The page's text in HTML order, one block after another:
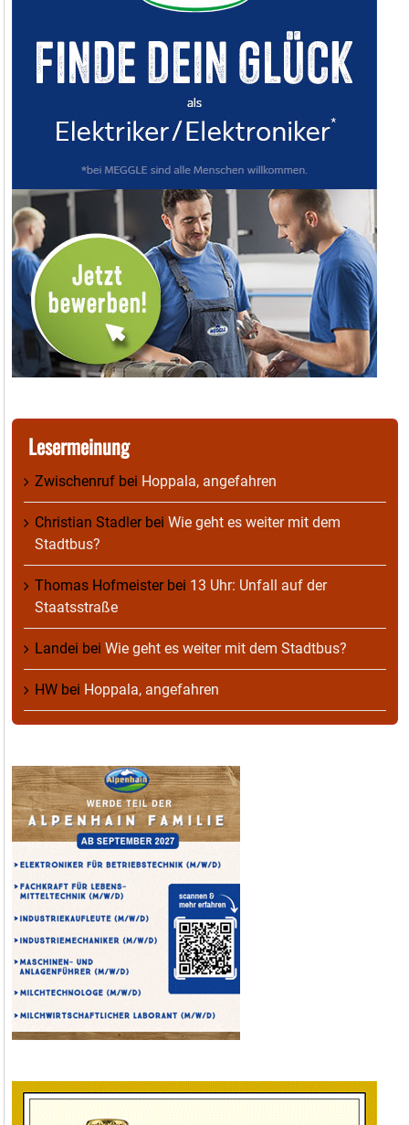
Lesermeinung
Zwischenruf bei Hoppala, angefahren
Christian Stadlerbei Wie geht es weiter mit dem
Stadtbus?
Thomas Hofmeisterbei 13 Uhr: Unfall auf der
Staatsstraße
Landei bei Wie geht es weiter mit dem Stadtbus?
HW bei Hoppala, angefahren